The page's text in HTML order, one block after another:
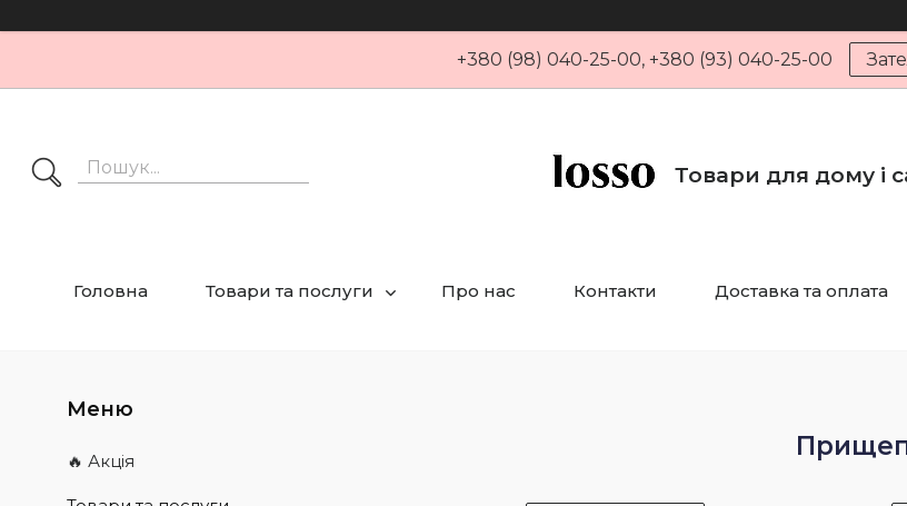
+380 (98) 040-25-00, +380 (93) 040-25-00
Товари для дому і
Головна Товари та послуги Про нас Контакти Доставка та оплата
🔥 Акція